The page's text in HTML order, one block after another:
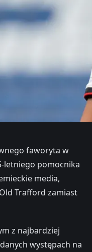
faworyta w
letniego pomocnika
media,
Trafford zamiast
z najbardziej
występach na